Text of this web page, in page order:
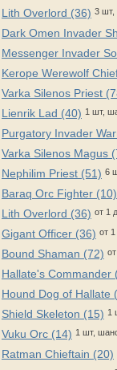
Lith Overlord (36) 3 шт,
Dark Omen Invader
Messenger Invader
Kerope Werewolf
Varka Silenos Priest
Lienrik Lad (40) 1 шт,
Purgatory Invader
Varka Silenos Magus
Nephilim Priest (51) 6
Baraq Orc Fighter (10)
Lith Overlord (36) от 1
Gigant Officer (36) от
Bound Shaman (72)
Hallate's Commander
Hound Dog of Hallate
Shield Skeleton (15) 1
Vuku Orc (14) 1 шт,
Ratman Chieftain (20)